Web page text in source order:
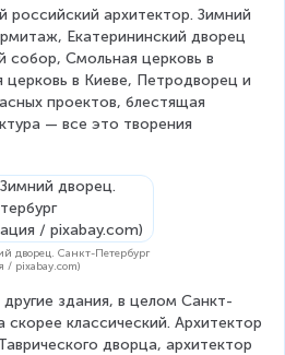
российский архитектор. Зимний
Екатерининский дворец
собор, Смольная церковь в
церковь в Киеве, Петродворец и
проектов, блестящая
— все это творения
дворец. Санкт-Петербург
/ pixabay.com)
здания, в целом Санкт-
скорее классический. Архитектор
дворца, архитектор